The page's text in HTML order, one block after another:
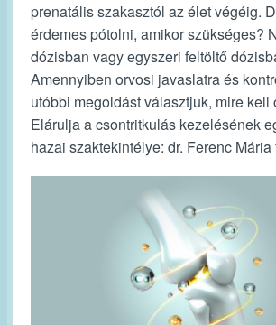
prenatális szakasztól az élet végéig.
érdemes pótolni, amikor szükséges?
dózisban vagy egyszeri feltöltő
Amennyiben orvosi javaslatra és
utóbbi megoldást választjuk, mire kell
Elárulja a csontritkulás kezelésének
hazai szaktekintélye: dr. Ferenc Mária